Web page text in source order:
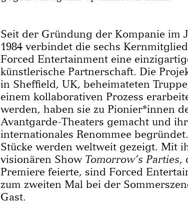
Seit der Gründung der Kompanie im
1984 verbindet die sechs
Forced Entertainment eine
künstlerische Partnerschaft. Die
in Sheffield, UK, beheimateten
einem kollaborativen Prozess
werden, haben sie zu Pionier*innen
Avantgarde-Theaters gemacht und ihr
internationales Renommee
Stücke werden weltweit gezeigt. Mit
visionären Show Tomorrow’s Parties,
Premiere feierte, sind Forced
zum zweiten Mal bei der
Gast.